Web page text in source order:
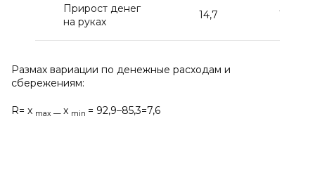
Прирост денег
на руках
14,7 10,3
Размах вариации по денежные расходам и
сбережениям:
R= x max — x min = 92,9–85,3=7,6